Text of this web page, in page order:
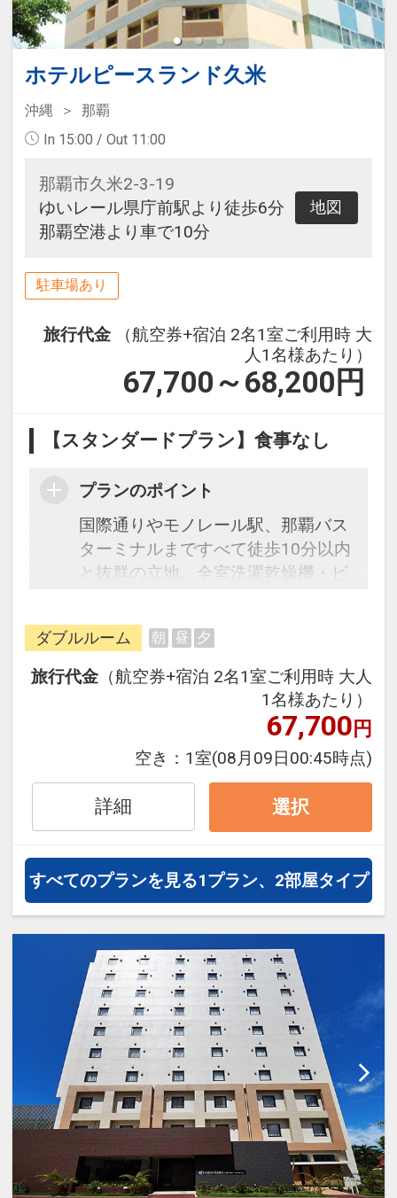
ホテルピースランド久米
沖縄
那覇
In 15:00 / Out 11:00
那覇市久米2-3-19
ゆいレール県庁前駅より徒歩6分
那覇空港より車で10分
地図
駐車場あり
旅行代金
（航空券+宿泊 2名1室ご利用時 大
人1名様あたり）
67,700～68,200 円
【スタンダードプラン】食事なし
プランのポイント
国際通りやモノレール駅、那覇バス
ターミナルまですべて徒歩10分以内
と抜群の立地。全室洗濯乾燥機・ビ
（ＩＴ）、バルコニー、簡易テーブ
ルとイス付きのコンドミニアム形式
なの長期滞在の方にもオススメで
す。キッチン用具や食器類、物干し
竿等もフロントにて無料で貸し出し
（数に限り有り）。自転車など各種
レンタルも充実。ご自宅でおくつろ
ぎ頂けるような感覚でご宿泊出来ま
す。
ダブルルーム 朝 昼 夕
旅行代金 （航空券+宿泊 2名1室ご利用時 大人
1名様あたり）
67,700円
空き： 1室(08月09日00:45時点)
詳細 選択
すべてのプランを見る1プラン、2部屋タイプ